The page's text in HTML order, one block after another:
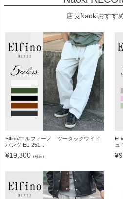
店長Naokiおすす
Elfino/エルフィーノ ツータックワイド
パンツ EL-251...
¥19,800 （税込）
ュ
¥